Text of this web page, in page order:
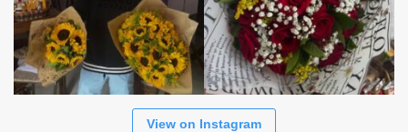
View on Instagram